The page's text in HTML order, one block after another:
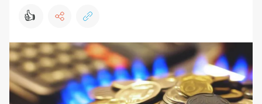
👍